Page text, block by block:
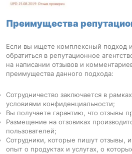
Преимущества
Если вы ищете комплексный подход
обратиться в репутационное
на написании отзывов и
преимущества данного подхода:
Сотрудничество заключается в
условиями конфиденциальности;
Вы получаете гарантию, что отзывы
Размещение на отзовиках
пользователей;
Сотрудники, которые пишут отзывы,
опыт о продуктах и услугах, о